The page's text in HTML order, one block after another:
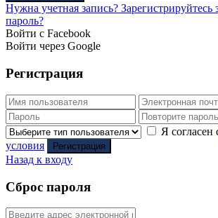
Нужна учетная запись? Зарегистрируйтесь
пароль?
Войти с Facebook
Войти через Google
Регистрация
Я согласен
условия
Регистрация
Назад к входу
Сброс пароля